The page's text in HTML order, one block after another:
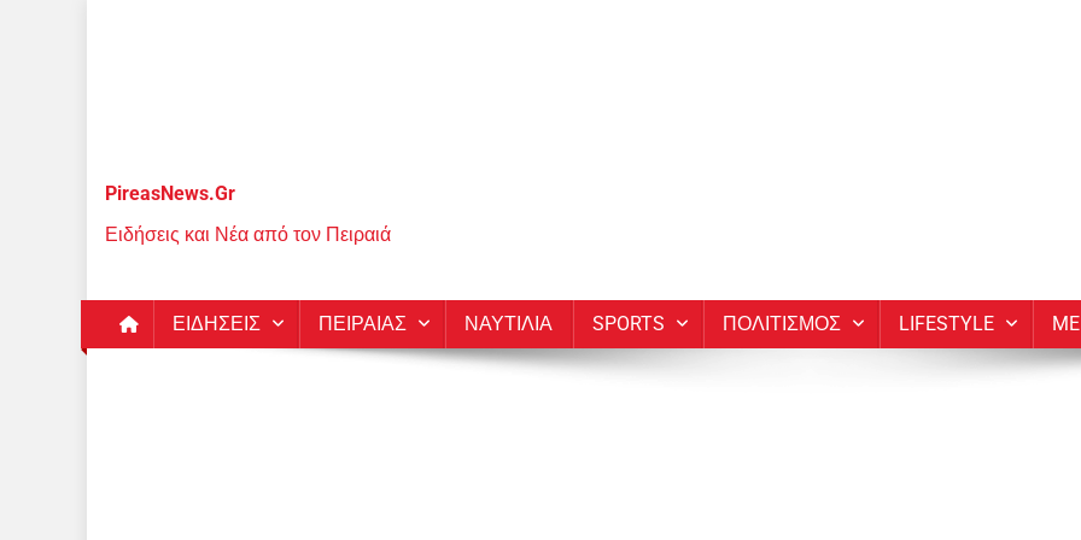
PireasNews.Gr
Ειδήσεις και Νέα από τον Πειραιά
ΕΙΔΗΣΕΙΣ ΠΕΙΡΑΙΑΣ ΝΑΥΤΙΛΙΑ SPORTS ΠΟΛΙΤΙΣΜΟΣ LIFESTYLE